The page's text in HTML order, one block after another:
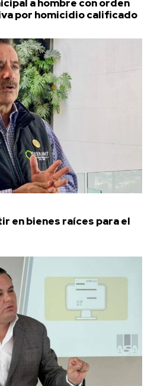
a hombre con orden
por homicidio calificado
en bienes raíces para el